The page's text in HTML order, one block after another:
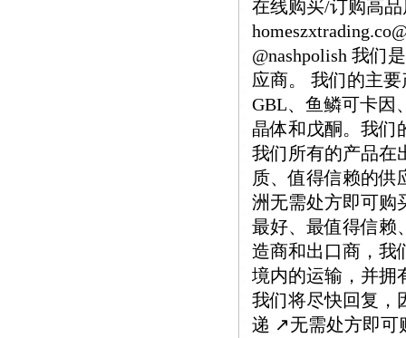
在线购买/订购高品
@nashpolish 我们
应商。 我们的主要
GBL、鱼鳞可卡因
晶体和戊酮。我们
我们所有的产品在
质、值得信赖的
洲无需处方即可购
最好、最值得信赖
造商和出口商，我
境内的运输，并拥
我们将尽快回复，
递 ↗️无需处方即